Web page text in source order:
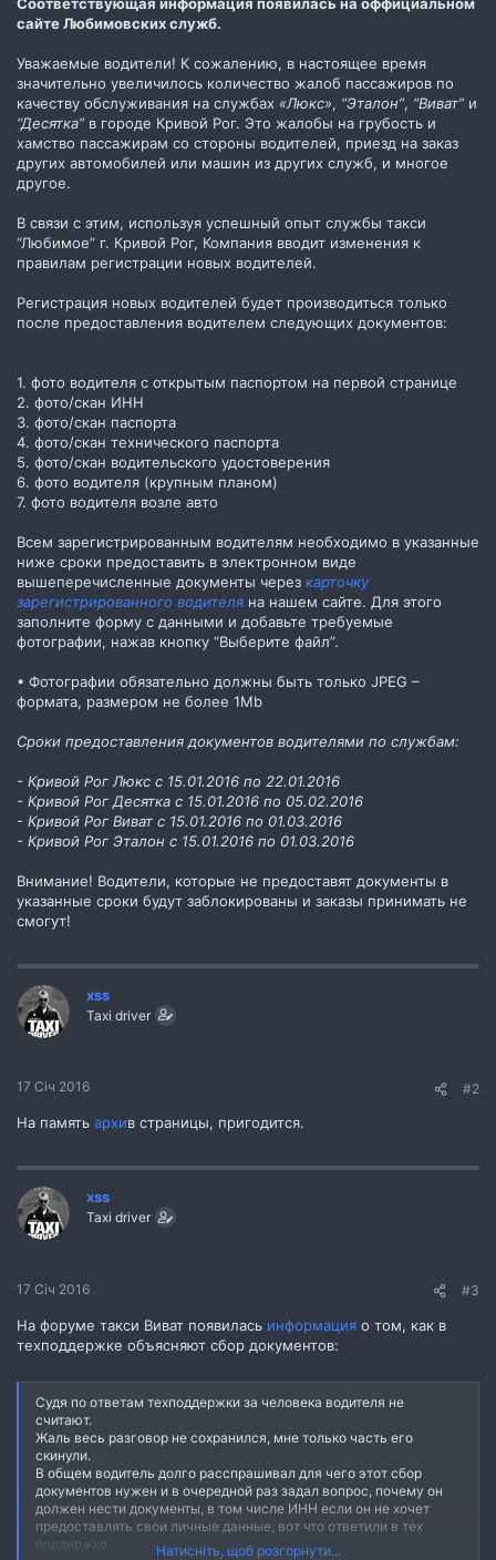
сайте Любимовских служб.
Уважаемые водители! К сожалению, в настоящее время
значительно увеличилось количество жалоб пассажиров по
качеству обслуживания на службах «Люкс», “Эталон”, “Виват” и
“Десятка” в городе Кривой Рог. Это жалобы на грубость и
хамство пассажирам со стороны водителей, приезд на заказ
других автомобилей или машин из других служб, и многое
другое.
В связи с этим, используя успешный опыт службы такси
“Любимое” г. Кривой Рог, Компания вводит изменения к
правилам регистрации новых водителей.
Регистрация новых водителей будет производиться только
после предоставления водителем следующих документов:
1. фото водителя с открытым паспортом на первой странице
2. фото/скан ИНН
3. фото/скан паспорта
4. фото/скан технического паспорта
5. фото/скан водительского удостоверения
6. фото водителя (крупным планом)
7. фото водителя возле авто
Всем зарегистрированным водителям необходимо в указанные
ниже сроки предоставить в электронном виде
вышеперечисленные документы через карточку
зарегистрированного водителя на нашем сайте. Для этого
заполните форму с данными и добавьте требуемые
фотографии, нажав кнопку “Выберите файл”.
• Фотографии обязательно должны быть только JPEG –
формата, размером не более 1Мb
Сроки предоставления документов водителями по службам:
- Кривой Рог Люкс с 15.01.2016 по 22.01.2016
- Кривой Рог Десятка c 15.01.2016 по 05.02.2016
- Кривой Рог Виват с 15.01.2016 по 01.03.2016
- Кривой Рог Эталон с 15.01.2016 по 01.03.2016
Внимание! Водители, которые не предоставят документы в
указанные сроки будут заблокированы и заказы принимать не
смогут!
xss
Taxi driver
17 Січ 2016 #2
На память архив страницы, пригодится.
xss
Taxi driver
17 Січ 2016 #3
На форуме такси Виват появилась информация о том, как в
техподдержке объясняют сбор документов:
Судя по ответам техподдержки за человека водителя не
считают.
Жаль весь разговор не сохранился, мне только часть его
скинули.
В общем водитель долго расспрашивал для чего этот сбор
документов нужен и в очередной раз задал вопрос, почему он
должен нести документы, в том числе ИНН если он не хочет
предоставлять свои личные данные, вот что ответили в тех
поддержке.
Натисніть, щоб розгорнути...